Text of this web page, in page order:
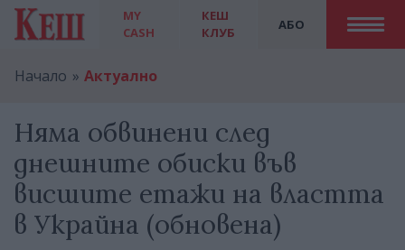
MY
CASH
АБО
КЕШ
КЛУБ
Начало Актуално
Няма обвинени след
днешните обиски във
висшите етажи на властта
в Украйна (обновена)